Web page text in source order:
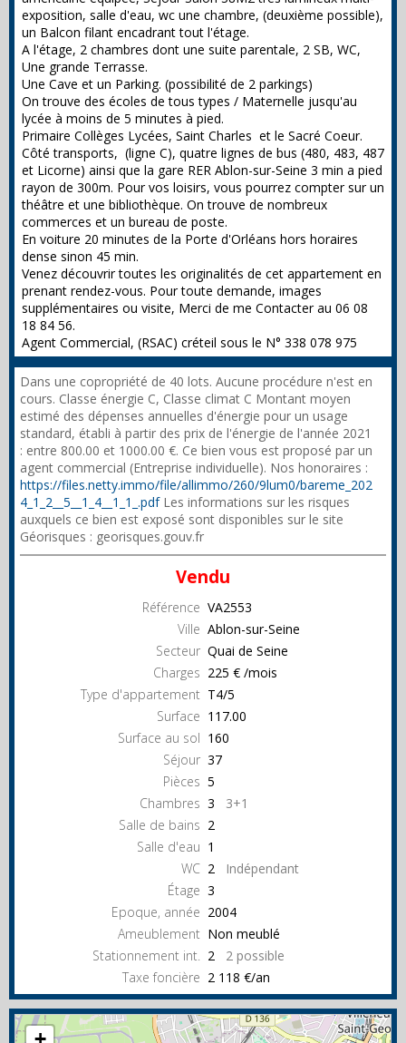
exposition, salle d'eau, wc une chambre, (deuxième possible),
un Balcon filant encadrant tout l'étage.
A l'étage, 2 chambres dont une suite parentale, 2 SB, WC,
Une grande Terrasse.
Une Cave et un Parking. (possibilité de 2 parkings)
On trouve des écoles de tous types / Maternelle jusqu'au
lycée à moins de 5 minutes à pied.
Primaire Collèges Lycées, Saint Charles et le Sacré Coeur.
Côté transports, (ligne C), quatre lignes de bus (480, 483, 487
et Licorne) ainsi que la gare RER Ablon-sur-Seine 3 min a pied
rayon de 300m. Pour vos loisirs, vous pourrez compter sur un
théâtre et une bibliothèque. On trouve de nombreux
commerces et un bureau de poste.
En voiture 20 minutes de la Porte d'Orléans hors horaires
dense sinon 45 min.
Venez découvrir toutes les originalités de cet appartement en
prenant rendez-vous. Pour toute demande, images
supplémentaires ou visite, Merci de me Contacter au 06 08
18 84 56.
Agent Commercial, (RSAC) créteil sous le N° 338 078 975
Dans une copropriété de 40 lots. Aucune procédure n'est en
cours. Classe énergie C, Classe climat C Montant moyen
estimé des dépenses annuelles d'énergie pour un usage
standard, établi à partir des prix de l'énergie de l'année 2021
: entre 800.00 et 1000.00 €. Ce bien vous est proposé par un
agent commercial (Entreprise individuelle). Nos honoraires :
https://files.netty.immo/file/allimmo/260/9lum0/bareme_202
4_1_2__5__1_4__1_1_.pdfLes informations sur les risques
auxquels ce bien est exposé sont disponibles sur le site
Géorisques : georisques.gouv.fr
Vendu
Référence VA2553
Ville Ablon-sur-Seine
Secteur Quai de Seine
Charges 225 € /mois
Type d'appartement T4/5
Surface 117.00
Surface au sol 160
Séjour 37
Pièces 5
Chambres 3 3+1
Salle de bains 2
Salle d'eau 1
WC 2
Indépendant
Étage 3
Epoque, année 2004
Ameublement Non meublé
Stationnement int. 2 2 possible
Taxe foncière 2 118 €/an